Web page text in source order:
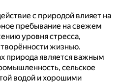
с природой влияет на
пребывание на свежем
уровня стресса,
жизнью.
природа является важным
сельское
водой и хорошими